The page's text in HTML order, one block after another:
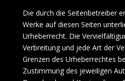
Die durch die Seitenbetreiber
Werke auf diesen Seiten
Urheberrecht. Die
Verbreitung und jede Art der
Grenzen des Urheberrechtes
Zustimmung des jeweiligen